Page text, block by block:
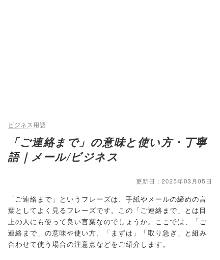
ビジネス用語
「ご連絡まで」の意味と使い方・丁寧
語｜メール/ビジネス
更新日：2025年03月05日
「ご連絡まで」というフレーズは、手紙やメールの締めの言
葉としてよく見るフレーズです。この「ご連絡まで」とは目
上の人にも使って良い言葉なのでしょうか。ここでは、「ご
連絡まで」の意味や使い方、「まずは」「取り急ぎ」と組み
合わせて使う場合の注意点などをご紹介します。